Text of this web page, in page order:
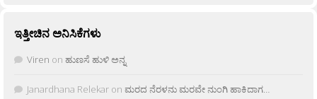
ಇತ್ತೀಚಿನ ಅನಿಸಿಕೆಗಳು
Viren on ಹುಣಸೆ ಹುಳಿ ಅನ್ನ
Janardhana Relekar on ಮರದ ನೆರಳನು ಮರವೇ ನುಂಗಿ ಹಾಕಿದಾಗ…